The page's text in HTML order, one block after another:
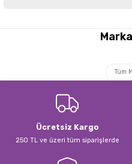
yetersiz gördüğünüz noktaları
Ürün açıklamasında eksik bilgiler
Ürün bilgilerinde hatalar
Ürün fiyatı diğer sitelerden daha
Bu ürüne benzer farklı
Tüm
Ücretsiz Kargo
250 TL ve üzeri tüm siparişlerde